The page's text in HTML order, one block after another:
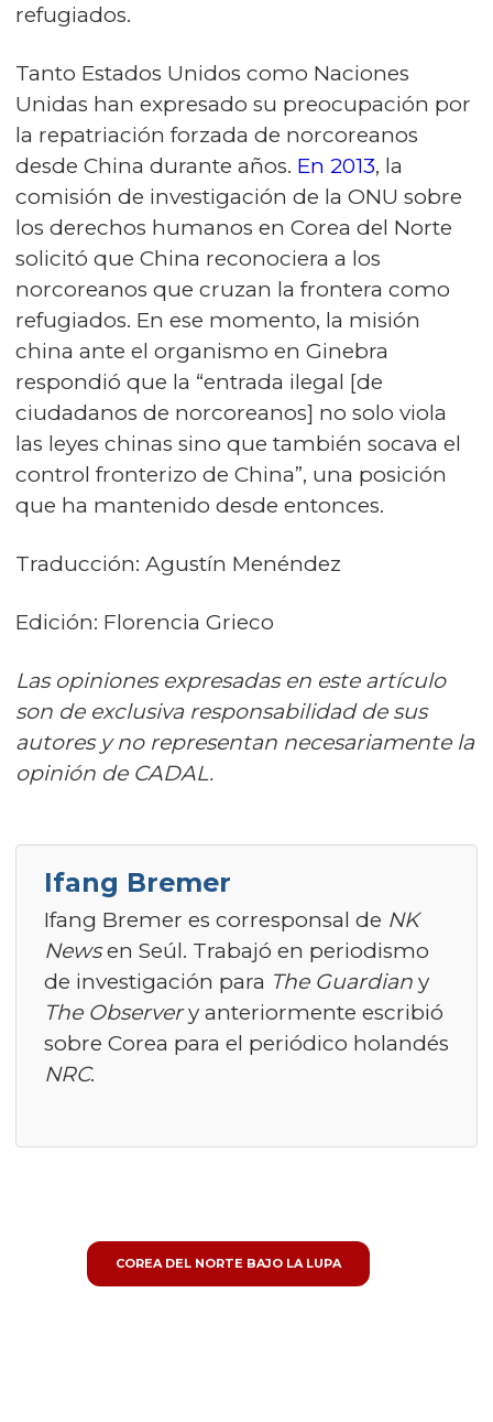
refugiados.
Tanto Estados Unidos como Naciones
Unidas han expresado su preocupación por
la repatriación forzada de norcoreanos
desde China durante años. En 2013, la
comisión de investigación de la ONU sobre
los derechos humanos en Corea del Norte
solicitó que China reconociera a los
norcoreanos que cruzan la frontera como
refugiados. En ese momento, la misión
china ante el organismo en Ginebra
respondió que la “entrada ilegal [de
ciudadanos de norcoreanos] no solo viola
las leyes chinas sino que también socava el
control fronterizo de China”, una posición
que ha mantenido desde entonces.
Traducción: Agustín Menéndez
Edición: Florencia Grieco
Las opiniones expresadas en este artículo
son de exclusiva responsabilidad de sus
autores y no representan necesariamente la
opinión de CADAL.
Ifang Bremer
Ifang Bremer es corresponsal de NK
Newsen Seúl. Trabajó en periodismo
de investigación para The Guardian y
The Observery anteriormente escribió
sobre Corea para el periódico holandés
NRC.
COREA DEL NORTE BAJO LA LUPA